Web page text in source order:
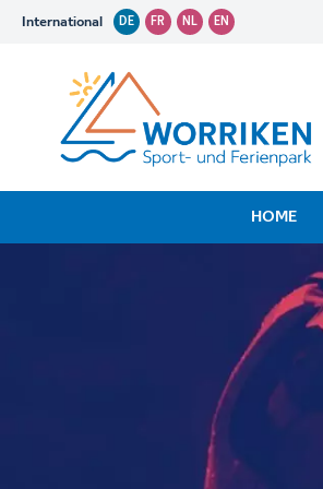
International DE FR NL EN
HOME